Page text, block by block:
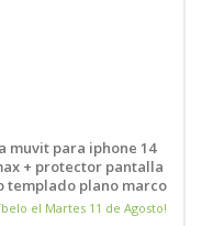
muvit para iphone 14
+ protector pantalla
templado plano marco
el Martes 11 de Agosto!